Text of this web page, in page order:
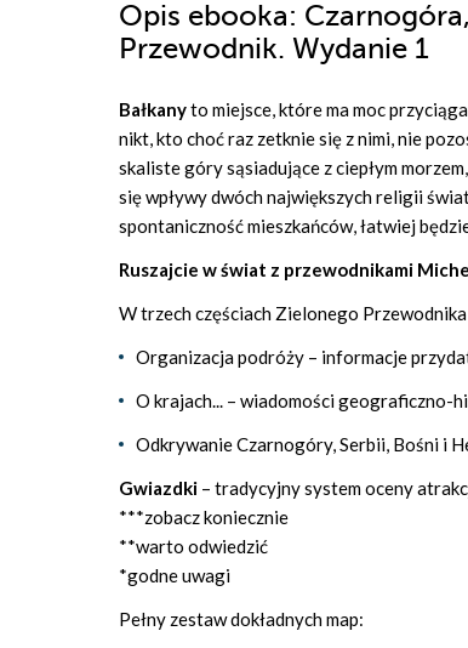
Opis ebooka:
Przewodnik. Wydanie 1
Bałkanyto miejsce, które ma moc
nikt, kto choć raz zetknie się z nimi, nie
skaliste góry sąsiadujące z ciepłym
się wpływy dwóch największych religii
spontaniczność mieszkańców, łatwiej
Ruszajcie w świat z przewodnikami
W trzech częściach Zielonego
Organizacja podróży – informacje
O krajach... – wiadomości geograficzno-
Odkrywanie Czarnogóry, Serbii, Bośni i
Gwiazdki – tradycyjny system oceny
***zobacz koniecznie
**warto odwiedzić
*godne uwagi
Pełny zestaw dokładnych map: